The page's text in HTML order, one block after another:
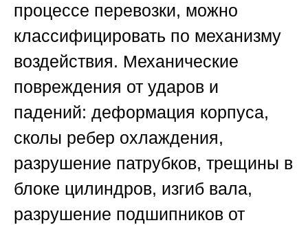
процессе перевозки, можно
классифицировать по механизму
воздействия. Механические
повреждения от ударов и
падений: деформация корпуса,
сколы ребер охлаждения,
разрушение патрубков, трещины в
блоке цилиндров, изгиб вала,
разрушение подшипников от